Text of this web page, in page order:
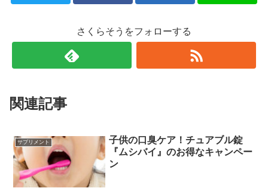
さくらそうをフォローする
関連記事
サプリメント
子供の口臭ケア！チュアブル錠
『ムシバイ』のお得なキャンペー
ン